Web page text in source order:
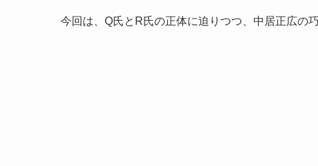
今回は、Q氏とR氏の正体に迫りつつ、中居正広の